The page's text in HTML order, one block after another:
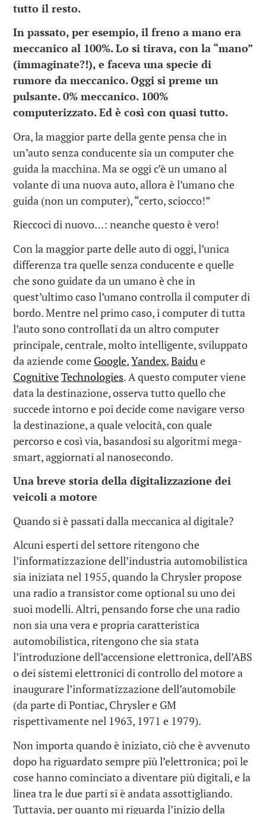
tutto il resto.
In passato, per esempio, il freno a mano era
meccanico al 100%. Lo si tirava, con la “mano”
(immaginate?!), e faceva una specie di
rumore da meccanico. Oggi si preme un
pulsante. 0% meccanico. 100%
computerizzato. Ed è così con quasi tutto.
Ora, la maggior parte della gente pensa che in
un’auto senza conducente sia un computer che
guida la macchina. Ma se oggi c’è un umano al
volante di una nuova auto, allora è l’umano che
guida (non un computer), “certo, sciocco!”
Rieccoci di nuovo…: neanche questo è vero!
Con la maggior parte delle auto di oggi, l’unica
differenza tra quelle senza conducente e quelle
che sono guidate da un umano è che in
quest’ultimo caso l’umano controlla il computer di
bordo. Mentre nel primo caso, i computer di tutta
l’auto sono controllati da un altro computer
principale, centrale, molto intelligente, sviluppato
da aziende come Google,Yandex,Baidue
CognitiveTechnologies. A questo computer viene
data la destinazione, osserva tutto quello che
succede intorno e poi decide come navigare verso
la destinazione, a quale velocità, con quale
percorso e così via, basandosi su algoritmi mega-
smart, aggiornati al nanosecondo.
Una breve storia della digitalizzazione dei
veicoli a motore
Quando si è passati dalla meccanica al digitale?
Alcuni esperti del settore ritengono che
l’informatizzazione dell’industria automobilistica
sia iniziata nel 1955, quando la Chrysler propose
una radio a transistor come optional su uno dei
suoi modelli. Altri, pensando forse che una radio
non sia una vera e propria caratteristica
automobilistica, ritengono che sia stata
l’introduzione dell’accensione elettronica, dell’ABS
o dei sistemi elettronici di controllo del motore a
inaugurare l’informatizzazione dell’automobile
(da parte di Pontiac, Chrysler e GM
rispettivamente nel 1963, 1971 e 1979).
Non importa quando è iniziato, ciò che è avvenuto
dopo ha riguardato sempre più l’elettronica; poi le
cose hanno cominciato a diventare più digitali, e la
linea tra le due parti si è andata assottigliando.
Tuttavia, per quanto mi riguarda l’inizio della